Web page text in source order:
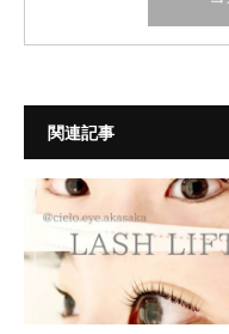
関連記事